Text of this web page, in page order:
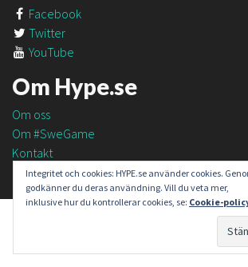
Facebook
Twitter
YouTube
Om Hype.se
Om oss
Om #SweGame
Kontakt
Integritet och cookies: HYPE.se använder cookies.
godkänner du deras användning. Vill du veta mer,
inklusive hur du kontrollerar cookies, se: Cookie-